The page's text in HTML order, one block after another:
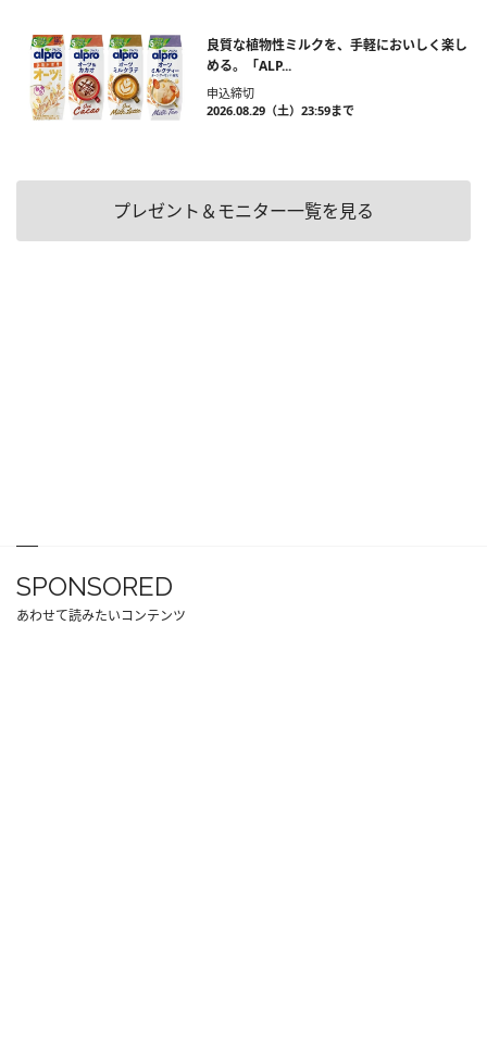
良質な植物性ミルクを、手軽においしく楽し
める。「ALP...
申込締切
2026.08.29（土）23:59まで
プレゼント＆モニター一覧を見る
SPONSORED
あわせて読みたいコンテンツ